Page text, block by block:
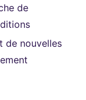
de
de nouvelles